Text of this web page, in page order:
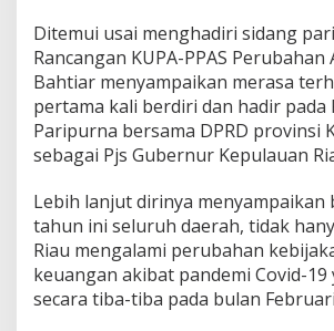
Ditemui usai menghadiri sidang
Rancangan KUPA-PPAS Perubahan
Bahtiar menyampaikan merasa
pertama kali berdiri dan hadir pada
Paripurna bersama DPRD provinsi
sebagai Pjs Gubernur Kepulauan
Lebih lanjut dirinya menyampaikan
tahun ini seluruh daerah, tidak
Riau mengalami perubahan
keuangan akibat pandemi Covid-19
secara tiba-tiba pada bulan